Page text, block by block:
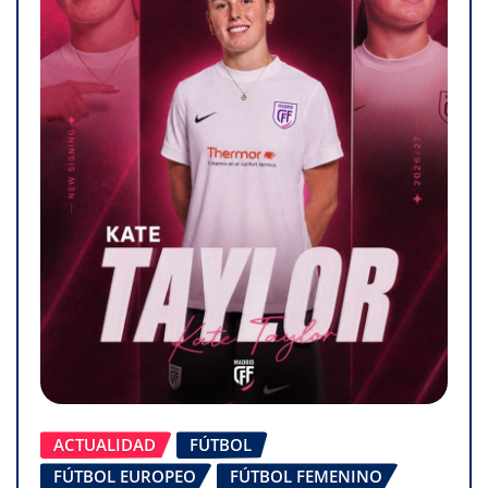
ACTUALIDAD
FÚTBOL
FÚTBOL EUROPEO
FÚTBOL FEMENINO